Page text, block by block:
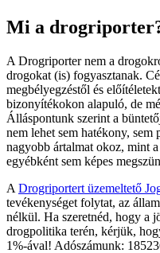
Mi a
A Drogriporter nem a
drogokat (is) fogyasztanak.
megbélyegzéstől és
bizonyítékokon alapuló, de
Álláspontunk szerint a
nem lehet sem hatékony,
nagyobb ártalmat okoz, mint
egyébként sem képes
A Drogriportert üzemeltető
tevékenységet folytat, az
nélkül. Ha szeretnéd, hogy a
drogpolitika terén, kérjük,
1%-ával! Adószámunk: